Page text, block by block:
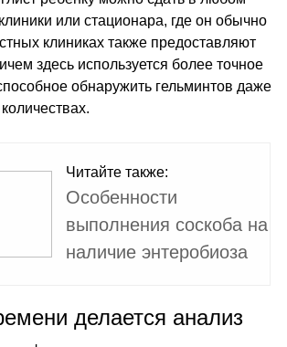
или стационара, где он обычно
клиниках также предоставляют
здесь используется более точное
обнаружить гельминтов даже
Читайте также:
Особенности
выполнения соскоба на
наличие энтеробиоза
делается анализ